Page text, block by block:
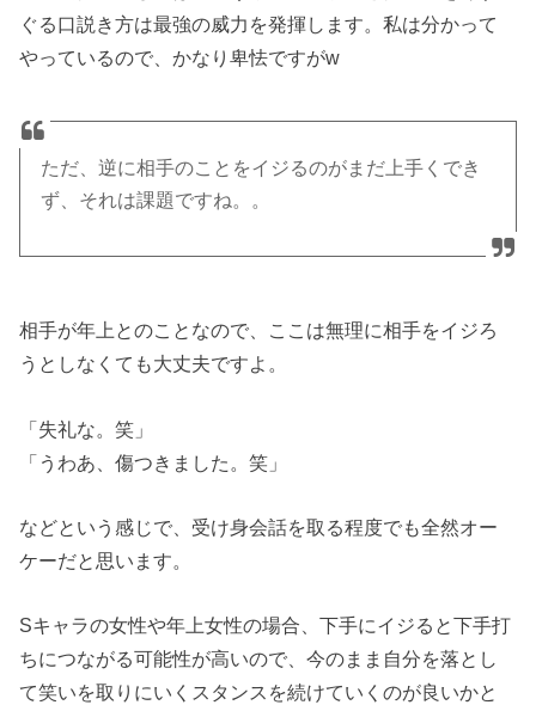
ぐる口説き方は最強の威力を発揮します。私は分かって
やっているので、かなり卑怯ですがw
ただ、逆に相手のことをイジるのがまだ上手くでき
ず、それは課題ですね。。
相手が年上とのことなので、ここは無理に相手をイジろ
うとしなくても大丈夫ですよ。
「失礼な。笑」
「うわあ、傷つきました。笑」
などという感じで、受け身会話を取る程度でも全然オー
ケーだと思います。
Sキャラの女性や年上女性の場合、下手にイジると下手打
ちにつながる可能性が高いので、今のまま自分を落とし
て笑いを取りにいくスタンスを続けていくのが良いかと